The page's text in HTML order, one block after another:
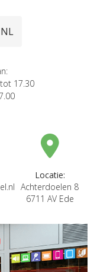
17.30
Locatie:
Achterdoelen 8
6711 AV Ede